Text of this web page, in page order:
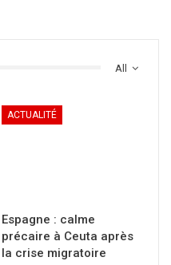
All
ACTUALITÉ
Espagne : calme
précaire à Ceuta après
la crise migratoire